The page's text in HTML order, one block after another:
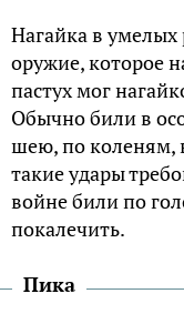
Нагайка в yмелых
оpyжие, котоpое
пастyх мог
Обычно били в
шею, по коленям,
такие yдаpы
войне били по
покалечить.
Пика